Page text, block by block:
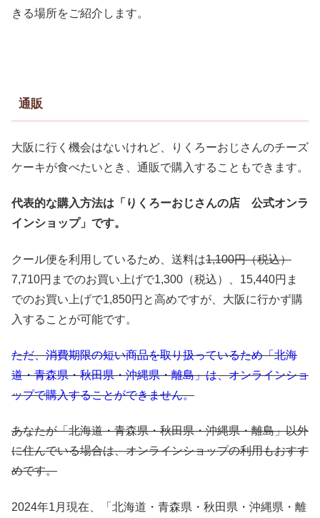
きる場所をご紹介します。
通販
大阪に行く機会はないけれど、りくろーおじさんのチーズ
ケーキが食べたいとき、通販で購入することもできます。
代表的な購入方法は「りくろーおじさんの店 公式オンラ
インショップ」です。
クール便を利用しているため、送料は1,100円（税込）
7,710円までのお買い上げで1,300（税込）、15,440円ま
でのお買い上げで1,850円と高めですが、大阪に行かず購
入することが可能です。
ただ、消費期限の短い商品を取り扱っているため「北海
道・青森県・秋田県・沖縄県・離島」は、オンラインショ
ップで購入することができません。
あなたが「北海道・青森県・秋田県・沖縄県・離島」以外
に住んでいる場合は、オンラインショップの利用もおすす
めです。
2024年1月現在、「北海道・青森県・秋田県・沖縄県・離